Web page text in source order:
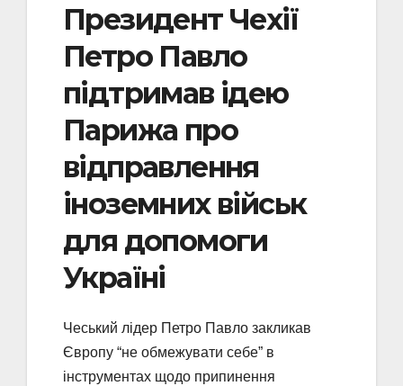
Президент Чехії
Петро Павло
підтримав ідею
Парижа про
відправлення
іноземних військ
для допомоги
Україні
Чеський лідер Петро Павло закликав
Європу “не обмежувати себе” в
інструментах щодо припинення